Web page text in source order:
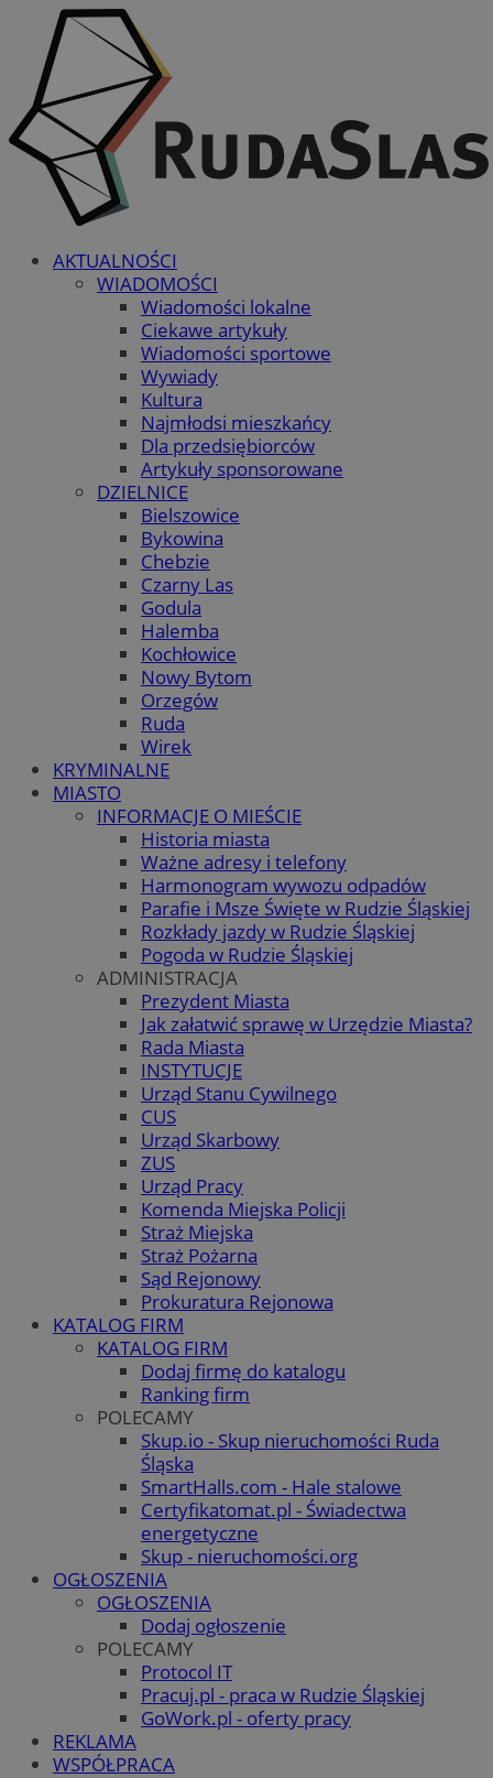
AKTUALNOŚCI
WIADOMOŚCI
Wiadomości lokalne
Ciekawe artykuły
Wiadomości sportowe
Wywiady
Kultura
Najmłodsi mieszkańcy
Dla przedsiębiorców
Artykuły sponsorowane
DZIELNICE
Bielszowice
Bykowina
Chebzie
Czarny Las
Godula
Halemba
Kochłowice
Nowy Bytom
Orzegów
Ruda
Wirek
KRYMINALNE
MIASTO
INFORMACJE O MIEŚCIE
Historia miasta
Ważne adresy i telefony
Harmonogram wywozu odpadów
Parafie i Msze Święte w Rudzie Śląskiej
Rozkłady jazdy w Rudzie Śląskiej
Pogoda w Rudzie Śląskiej
ADMINISTRACJA
Prezydent Miasta
Jak załatwić sprawę w Urzędzie Miasta?
Rada Miasta
INSTYTUCJE
Urząd Stanu Cywilnego
CUS
Urząd Skarbowy
ZUS
Urząd Pracy
Komenda Miejska Policji
Straż Miejska
Straż Pożarna
Sąd Rejonowy
Prokuratura Rejonowa
KATALOG FIRM
KATALOG FIRM
Dodaj firmę do katalogu
Ranking firm
POLECAMY
Skup.io - Skup nieruchomości Ruda
Śląska
SmartHalls.com - Hale stalowe
Certyfikatomat.pl - Świadectwa
energetyczne
Skup - nieruchomości.org
OGŁOSZENIA
OGŁOSZENIA
Dodaj ogłoszenie
POLECAMY
Protocol IT
Pracuj.pl - praca w Rudzie Śląskiej
GoWork.pl - oferty pracy
REKLAMA
WSPÓŁPRACA